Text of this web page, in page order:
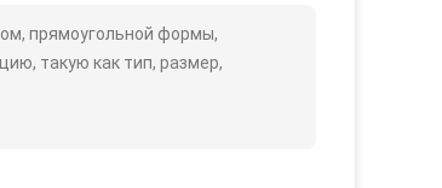
прямоугольной формы,
такую ​​как тип, размер,